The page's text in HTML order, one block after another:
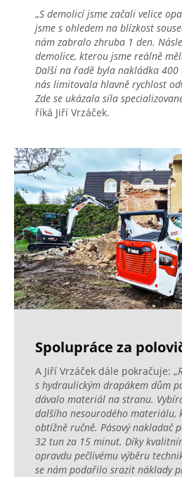
„S demolicí jsme začali velice
jsme s ohledem na blízkost
nám zabralo zhruba 1 den.
demolice, kterou jsme reálně
Další na řadě byla nakládka
nás limitovala hlavně rychlost
Zde se ukázala síla
říká Jiří Vrzáček.
Spolupráce za
A Jiří Vrzáček dále pokračuje: „
s hydraulickým drapákem dům
dávalo materiál na stranu.
dalšího nesourodého materiálu,
obtížně ručně. Pásový nakladač
32 tun za 15 minut. Díky
opravdu pečlivému výběru
se nám podařilo srazit náklady